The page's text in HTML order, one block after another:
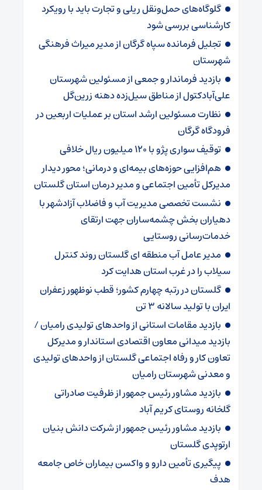
گلوگاه‌های حمل‌ونقل ریلی و تجارت باید با رویکرد
کارشناسی بررسی شود
تجلیل فرمانده سپاه گرگان از مدیر میراث فرهنگی
شهرستان
بازدید فرماندار و جمعی از مسئولین شهرستان
علی‌آبادکتول از مناطق سیل‌زده دهنه زرین‌گل
نظارت مسئولین ارشد استان بر عملیات اربعین در
فرودگاه گرگان
توقیف سواری پژو با ۱۲۰ میلیون ریال خلافی
هم‌افزایی حوزه‌های بیمه‌ای و درمانی؛ محور دیدار
مدیرکل تأمین اجتماعی و مدیر درمان استان گلستان
نشست تخصصی مدیریت آب و فاضلاب آزادشهر با
دهیاران بخش چشمه‌ساران جهت ارتقای
خدمات‌رسانی روستایی
مدیر عامل آب منطقه ای گلستان روند کنترل
سیلاب را در غرب استان هدایت کرد
گلستان در رتبه چهارم کشور؛ قطب نوظهور زعفران
ایران با تولید سالانه ۳ تن
بازدید مقامات استانی از واحدهای تولیدی رامیان /
بازدید میدانی معاون اقتصادی استاندار و مدیرکل
تعاون کار و رفاه اجتماعی گلستان از واحدهای تولیدی
و معدنی شهرستان رامیان
بازدید مشاور رئیس جمهور از ظرفیت صادراتی
گلخانه روستای کریم آباد
بازدید مشاور رئیس جمهور از شرکت دانش بنیان
ارتوپدی گلستان
پیگیری تأمین دارو و واکسن بیماران خاص جامعه
هدف